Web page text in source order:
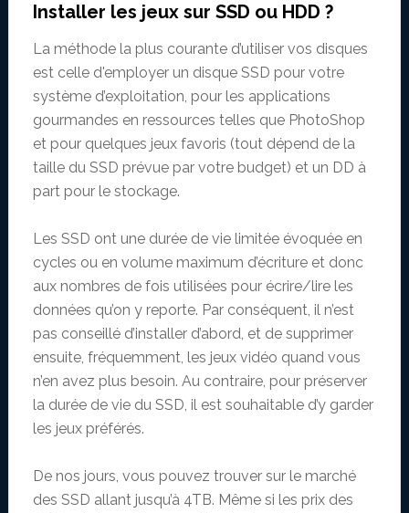
Installer les jeux sur SSD ou HDD ?
La méthode la plus courante d’utiliser vos disques
est celle d'employer un disque SSD pour votre
système d’exploitation, pour les applications
gourmandes en ressources telles que PhotoShop
et pour quelques jeux favoris (tout dépend de la
taille du SSD prévue par votre budget) et un DD à
part pour le stockage.
Les SSD ont une durée de vie limitée évoquée en
cycles ou en volume maximum d’écriture et donc
aux nombres de fois utilisées pour écrire/lire les
données qu’on y reporte. Par conséquent, il n’est
pas conseillé d’installer d’abord, et de supprimer
ensuite, fréquemment, les jeux vidéo quand vous
n’en avez plus besoin. Au contraire, pour préserver
la durée de vie du SSD, il est souhaitable d’y garder
les jeux préférés.
De nos jours, vous pouvez trouver sur le marché
des SSD allant jusqu’à 4TB. Même si les prix des